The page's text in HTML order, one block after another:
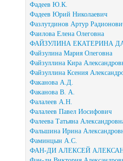
Фадеев Ю.К.
Фадеев Юрий Николаевич
Фазлутдинов Артур
Фаилова Елена Олеговна
ФАЙЗУЛИНА ЕКАТЕРИНА
Файзулина Мария Олеговна
Файзуллина Кира
Файзуллина Ксения
Факанова А.Д.
Факанова В. А.
Фалалеев А.Н.
Фалалеев Павел Иосифович
Фалеева Татьяна
Фальшина Ирина
Фаминцын А.С.
ФАН-ДИ АЛЕКСЕЙ